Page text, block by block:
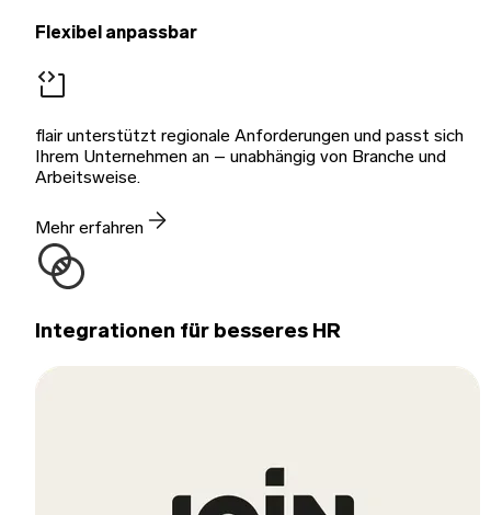
Flexibel anpassbar
flair unterstützt regionale Anforderungen und passt sich
Ihrem Unternehmen an – unabhängig von Branche und
Arbeitsweise.
Mehr erfahren
Integrationen für besseres HR